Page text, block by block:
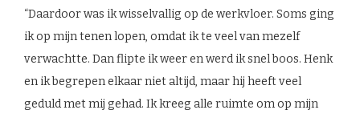
“Daardoor was ik wisselvallig op de werkvloer. Soms ging
ik op mijn tenen lopen, omdat ik te veel van mezelf
verwachtte. Dan flipte ik weer en werd ik snel boos. Henk
en ik begrepen elkaar niet altijd, maar hij heeft veel
geduld met mij gehad. Ik kreeg alle ruimte om op mijn